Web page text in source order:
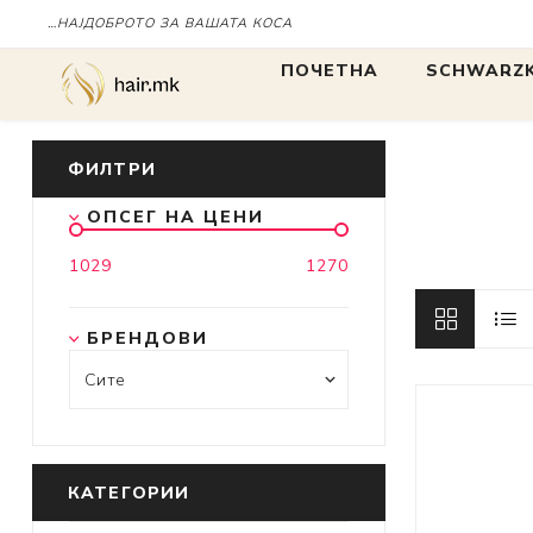
…НАЈДОБРОТО ЗА ВАШАТА КОСА
ПОЧЕТНА
IGORA
Chroma ID
ФИЛТРИ
ОПСЕГ НА ЦЕНИ
1029 1270
БРЕНДОВИ
КАТЕГОРИИ